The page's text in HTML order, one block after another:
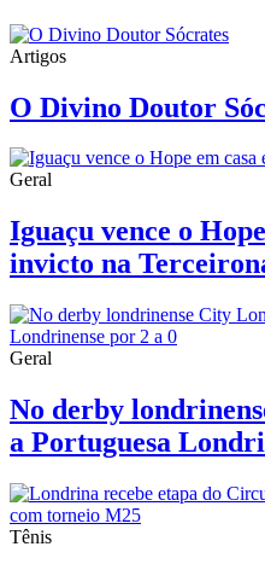
Artigos
O Divino Doutor
Geral
Iguaçu vence o
invicto na
Geral
No derby
a Portuguesa
Tênis